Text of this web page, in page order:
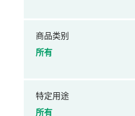
商品类别
所有
特定用途
所有